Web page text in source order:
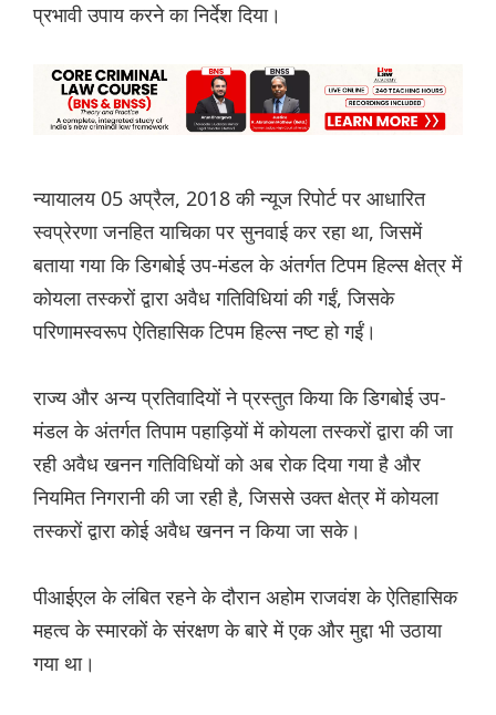
प्रभावी उपाय करने का निर्देश दिया।
न्यायालय 05 अप्रैल, 2018 की न्यूज रिपोर्ट पर आधारित
स्वप्रेरणा जनहित याचिका पर सुनवाई कर रहा था, जिसमें
बताया गया कि डिगबोई उप-मंडल के अंतर्गत टिपम हिल्स क्षेत्र में
कोयला तस्करों द्वारा अवैध गतिविधियां की गईं, जिसके
परिणामस्वरूप ऐतिहासिक टिपम हिल्स नष्ट हो गईं।
राज्य और अन्य प्रतिवादियों ने प्रस्तुत किया कि डिगबोई उप-
मंडल के अंतर्गत तिपाम पहाड़ियों में कोयला तस्करों द्वारा की जा
रही अवैध खनन गतिविधियों को अब रोक दिया गया है और
नियमित निगरानी की जा रही है, जिससे उक्त क्षेत्र में कोयला
तस्करों द्वारा कोई अवैध खनन न किया जा सके।
पीआईएल के लंबित रहने के दौरान अहोम राजवंश के ऐतिहासिक
महत्व के स्मारकों के संरक्षण के बारे में एक और मुद्दा भी उठाया
गया था।